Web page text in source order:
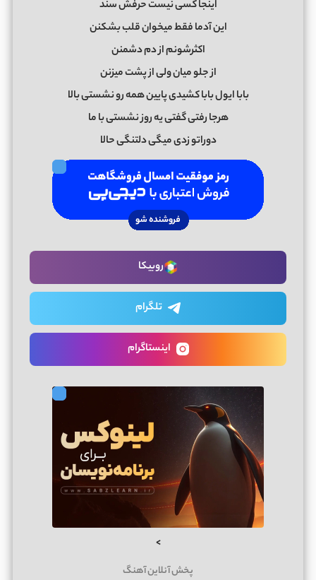
اینجا کسی نیست حرفش سند
این آدما فقط میخوان قلب بشکنن
اکثرشونم از دم دشمنن
از جلو میان ولی از پشت میزنن
بابا ایول بابا کشیدی پایین همه رو نشستی بالا
هرجا رفتی گفتی یه روز نشستی با ما
دوراتو زدی میگی دلتنگی حالا
روبیکا
تلگرام
اینستاگرام
>
پخش آنلاین آهنگ